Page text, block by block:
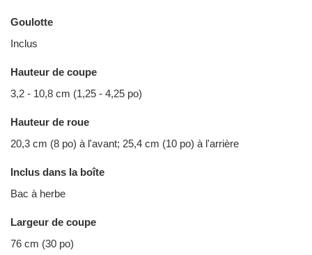
Goulotte
Inclus
Hauteur de coupe
3,2 - 10,8 cm (1,25 - 4,25 po)
Hauteur de roue
20,3 cm (8 po) à l'avant; 25,4 cm (10 po) à l'arrière
Inclus dans la boîte
Bac à herbe
Largeur de coupe
76 cm (30 po)